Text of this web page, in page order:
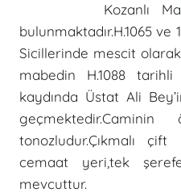
Kozanlı
bulunmaktadır.H.1065
Sicillerinde mescit
mabedin H.1088
kaydında Üstat Ali
tonozludur.Çıkmalı
cemaat yeri,tek
mevcuttur.